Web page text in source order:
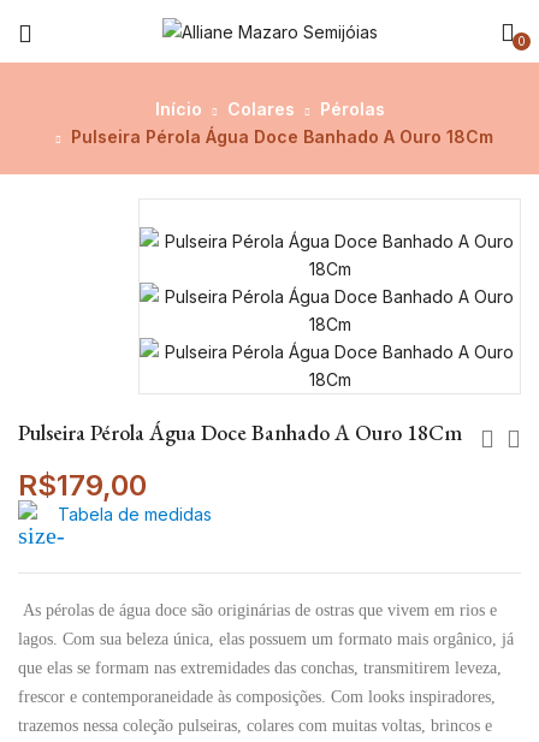
0
Início Colares
Pérolas
Pulseira Pérola Água Doce Banhado A Ouro 18Cm
Pulseira Pérola Água Doce Banhado A Ouro 18Cm
R$179,00
Tabela de medidas
As pérolas de água doce são originárias de ostras que vivem em rios e
lagos. Com sua beleza única, elas possuem um formato mais orgânico, já
que elas se formam nas extremidades das conchas, transmitirem leveza,
frescor e contemporaneidade às composições. Com looks inspiradores,
trazemos nessa coleção pulseiras, colares com muitas voltas, brincos e